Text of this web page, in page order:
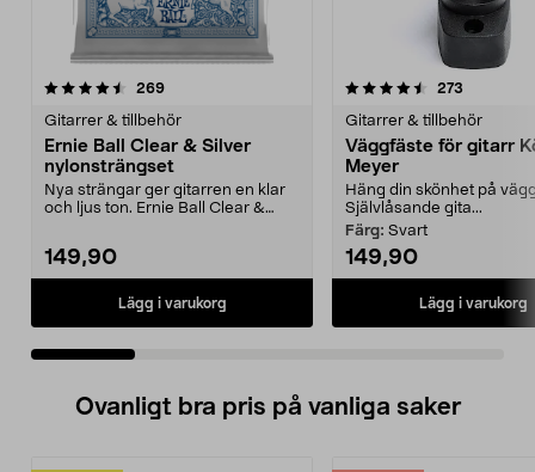
269recensioner
Gitarrer & tillbehör
Ernie Ball Clear & Silver
nylonsträngset
Nya strängar ger gitarren en klar
och ljus ton. Ernie Ball Clear &
149,90
Lägg i varukorg
4.5 av 5 stjärnor 273
Gitarrer & tillbehör
Väggfäste för gitarr
Meyer
Häng din skönhet på
Självlåsande gita...
Färg: Svart
149,90
Lägg i varukorg
4.5 av 5 stjärnor
Ovanligt bra pris på vanliga saker